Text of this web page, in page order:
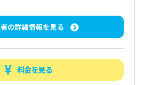
の詳細情報を見る
料金を見る